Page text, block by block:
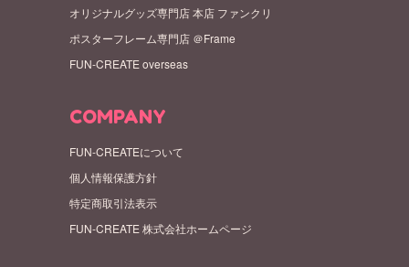
オリジナルグッズ専門店 本店 ファンクリ
ポスターフレーム専門店 ＠Frame
FUN-CREATE overseas
COMPANY
FUN-CREATEについて
個人情報保護方針
特定商取引法表示
FUN-CREATE 株式会社ホームページ